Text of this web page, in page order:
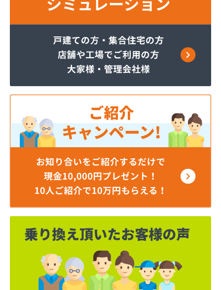
ヤマカネ石原商店
安田商事株式会社
安藤石油株式会社
伊藤忠エネクスホームライフ中部株式会社直売専用
加藤プロパン
海老名商店
外川プロパン
株式会社TOKAI 多治見営業所
株式会社エム・フルカワ 燃料部
株式会社かじ繁
株式会社タツカワ
株式会社ネクスト名和
株式会社フジヨシホームガス
株式会社ホームエネルギー 東海岐阜センター
株式会社ホームエネルギー 東海岐阜センター
株式会社ホンクメ
株式会社マルエイ エコ・エネルギー事業部
株式会社マルエイ リビング営業所・営業部・販売